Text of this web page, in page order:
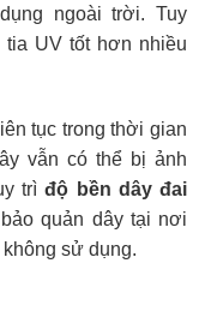
ngoài trời. Tuy
tia UV tốt hơn nhiều
tục trong thời gian
vẫn có thể bị ảnh
trìđộ bền dây đai
quản dây tại nơi
sử dụng.